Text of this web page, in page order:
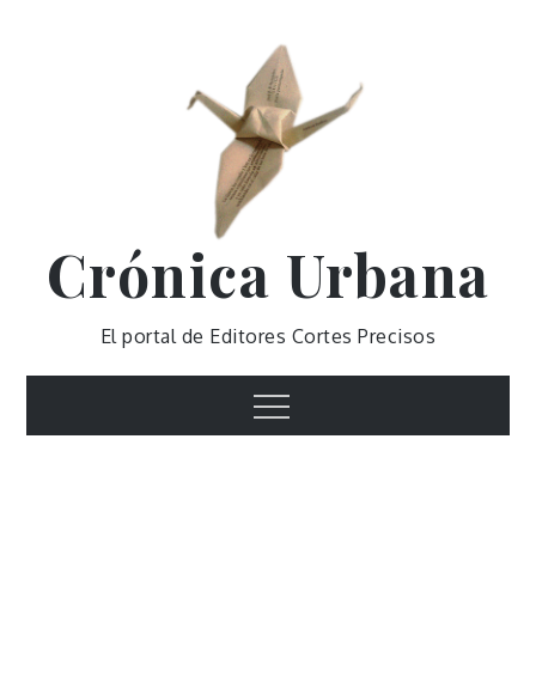
Crónica Urbana
El portal de Editores Cortes Precisos
Menu